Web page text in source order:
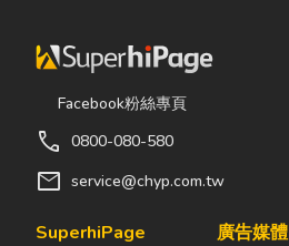
賣出股票，就
能取得資金應
急，同時保留
的獲利空間。
依承作單位不
為證券公司的
果沒做好，最
牆」，盲目亂
陷： 這是老屋
Facebook粉絲專頁
call 0800-080-580
mail service@chyp.com.tw
SuperhiPage 廣告媒體